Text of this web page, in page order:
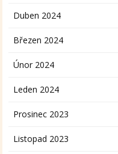
Duben 2024
Březen 2024
Únor 2024
Leden 2024
Prosinec 2023
Listopad 2023